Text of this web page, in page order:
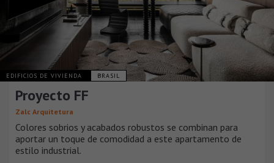
EDIFICIOS DE VIVIENDA BRASIL
Proyecto FF
Zalc Arquitetura
Colores sobrios y acabados robustos se combinan para
aportar un toque de comodidad a este apartamento de
estilo industrial.